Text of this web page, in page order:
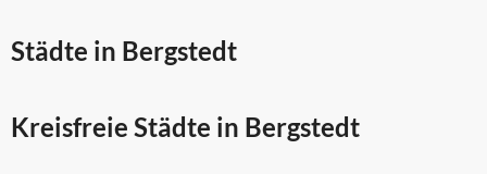
Städte in Bergstedt
Kreisfreie Städte in Bergstedt